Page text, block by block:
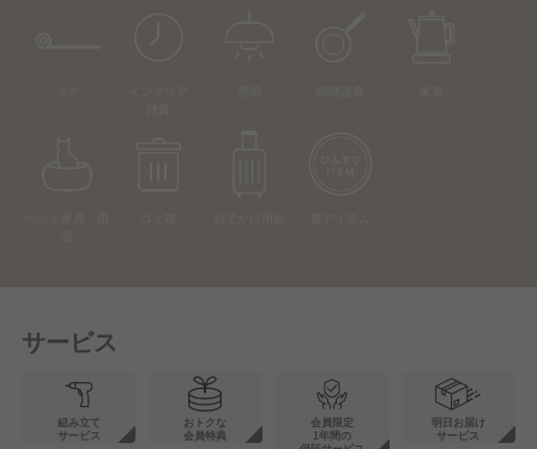
サービス
組み立て
サービス
おトクな
会員特典
会員限定
1年間の
明日お届け
サービス